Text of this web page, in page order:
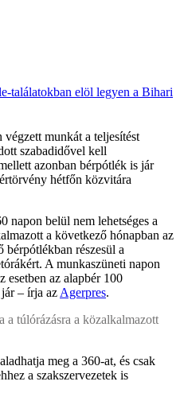
találatokban elöl legyen a Bihari
munkát a teljesítést
szabadidővel kell
azonban bérpótlék is jár
hétfőn közvitára
napon belül nem lehetséges a
a következő hónapban az
bérpótlékban részesül a
A munkaszüneti napon
esetben az alapbér 100
– írja az Agerpres.
a túlórázásra a közalkalmazott
meg a 360-at, és csak
a szakszervezetek is